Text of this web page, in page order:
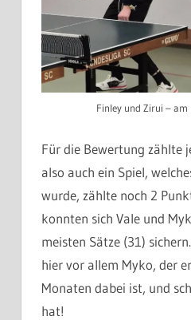
Finley und Zirui – am
Für die Bewertung zählte
also auch ein Spiel,
wurde, zählte noch 2
konnten sich Vale und
meisten Sätze (31)
hier vor allem Myko, der
Monaten dabei ist, und
hat!